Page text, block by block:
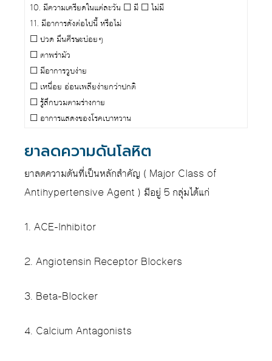
10. มีความเครียดในแต่ละวัน ☐ มี ☐ ไม่มี
11. มีอาการดังต่อไปนี้ หรือไม่
☐ ปวด มึนศีรษะบ่อยๆ
☐ ตาพร่ามัว
☐ มีอาการวูบง่าย
☐ เหนื่อย อ่อนเพลียง่ายกว่าปกติ
☐ รู้สึกบวมตามร่างกาย
☐ อาการแสดงของโรคเบาหวาน
ยาลดความดันโลหิต
ยาลดความดันที่เป็นหลักสำคัญ ( Major Class of
Antihypertensive Agent ) มีอยู่ 5 กลุ่มได้แก่
1. ACE-Inhibitor
2. Angiotensin Receptor Blockers
3. Beta-Blocker
4. Calcium Antagonists